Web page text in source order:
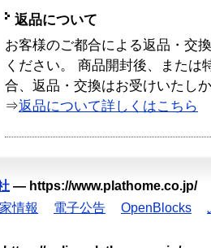
返品について
お客様のご都合による返品・交
ください。 商品開封後、または
合、返品・交換はお受けいたし
⇒返品について詳しくはこちら
— https://www.plathome.co.jp/
情報 電子公告 OpenBlocks